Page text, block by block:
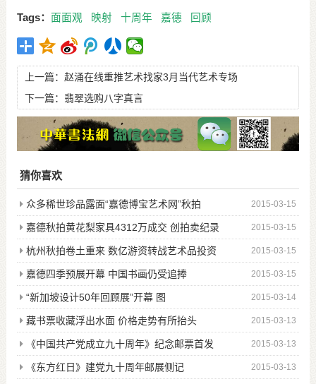
Tags： 面面观 映射 十周年 嘉德 回顾
上一篇： 赵涌在线重推艺术找家3月当代艺术专场
下一篇： 翡翠选购八字真言
猜你喜欢
2015-03-15
众多稀世珍品露面“嘉德博宝艺术网”秋拍
2015-03-15
嘉德秋拍黄花梨家具4312万成交 创拍卖纪录
2015-03-15
杭州秋拍卷土重来 数亿游资转战艺术品投资
2015-03-15
嘉德四季预展开幕 中国书画仍受追捧
2015-03-14
“新加坡设计50年回顾展”开幕 图
2015-03-13
藏书票收藏浮出水面 价格走势有所抬头
2015-03-13
《中国共产党成立九十周年》纪念邮票首发
2015-03-13
《东方红日》建党九十周年邮展侧记